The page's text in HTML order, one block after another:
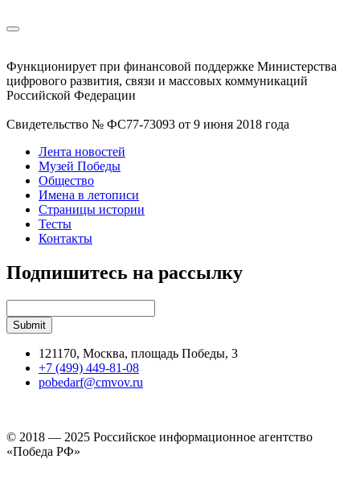
Функционирует при финансовой поддержке Министерства
цифрового развития, связи и массовых коммуникаций
Российской Федерации
Свидетельство № ФС77-73093 от 9 июня 2018 года
Лента новостей
Музей Победы
Общество
Имена в летописи
Страницы истории
Тесты
Контакты
Подпишитесь на рассылку
121170, Москва, площадь Победы, 3
+7 (499) 449-81-08
pobedarf@cmvov.ru
© 2018 — 2025 Российское информационное агентство
«Победа РФ»